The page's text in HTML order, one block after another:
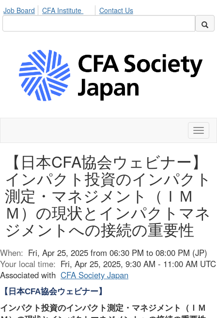
Job Board CFA Institute Contact Us
【日本CFA協会ウェビナー】
インパクト投資のインパクト
測定・マネジメント（ＩＭ
Ｍ）の現状とインパクトマネ
ジメントへの接続の重要性
When: Fri, Apr 25, 2025 from 06:30 PM to 08:00 PM (JP)
Your local time: Fri, Apr 25, 2025, 9:30 AM - 11:00 AM UTC
Associated with CFA Society Japan
【日本CFA協会ウェビナー】
インパクト投資のインパクト測定・マネジメント（ＩＭ